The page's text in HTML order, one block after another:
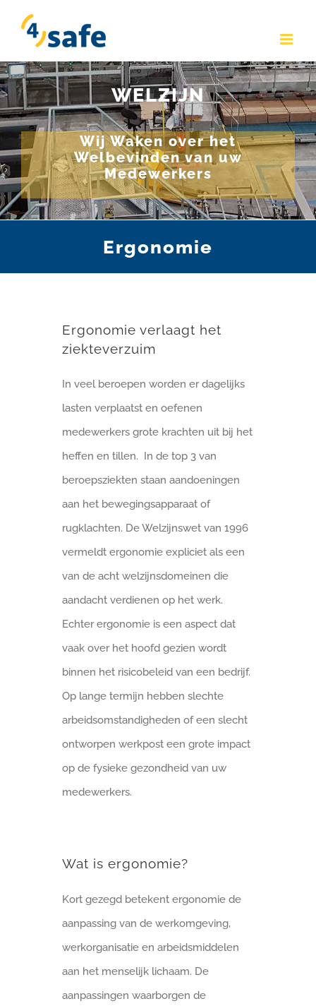
content
WELZIJN
Wij Waken over het
Welbevinden van uw
Medewerkers
Ergonomie
Ergonomie verlaagt het
ziekteverzuim
In veel beroepen worden er dagelijks
lasten verplaatst en oefenen
medewerkers grote krachten uit bij het
heffen en tillen. In de top 3 van
beroepsziekten staan aandoeningen
aan het bewegingsapparaat of
rugklachten. De Welzijnswet van 1996
vermeldt ergonomie expliciet als een
van de acht welzijnsdomeinen die
aandacht verdienen op het werk.
Echter ergonomie is een aspect dat
vaak over het hoofd gezien wordt
binnen het risicobeleid van een bedrijf.
Op lange termijn hebben slechte
arbeidsomstandigheden of een slecht
ontworpen werkpost een grote impact
op de fysieke gezondheid van uw
medewerkers.
Wat is ergonomie?
Kort gezegd betekent ergonomie de
aanpassing van de werkomgeving,
werkorganisatie en arbeidsmiddelen
aan het menselijk lichaam. De
aanpassingen waarborgen de